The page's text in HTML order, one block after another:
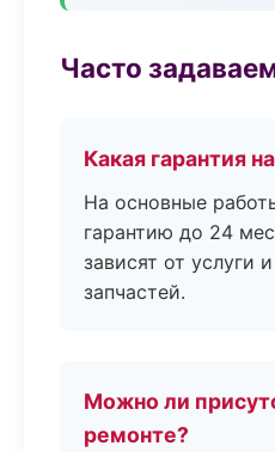
Часто
Какая гарантия
На основные
гарантию до 24
зависят от услуги
запчастей.
Можно ли
ремонте?